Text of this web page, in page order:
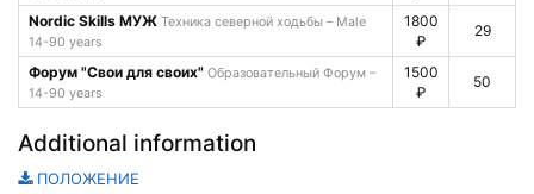
Nordic Skills МУЖ Техника северной ходьбы – Male
14-90 years
1800
₽
29
Форум "Свои для своих" Образовательный Форум –
14-90 years
1500
₽
50
Additional information
ПОЛОЖЕНИЕ